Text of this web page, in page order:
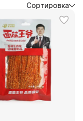
Сортировка